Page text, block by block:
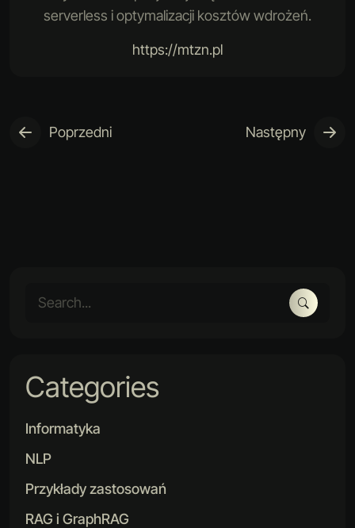
serverless i optymalizacji kosztów wdrożeń.
https://mtzn.pl
Poprzedni Następny
Categories
Informatyka
NLP
Przykłady zastosowań
RAG i GraphRAG